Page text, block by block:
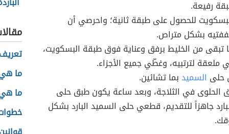
رفيعة.
للحصول على طبقة ثانية؛ واحرصي أن
بشكل متراص.
من الخليط برفق وعناية فوق طبقة البسكويت،
ملعقة لترتبيه، وغطّي جميع الأجزاء.
حلى السميدبما تشائين.
في الثلاجة، وبعد ساعة يكون طبق حلى
جاهزاً للتقديم، قطعي حلى السميد البارد بشكل
ما
ما